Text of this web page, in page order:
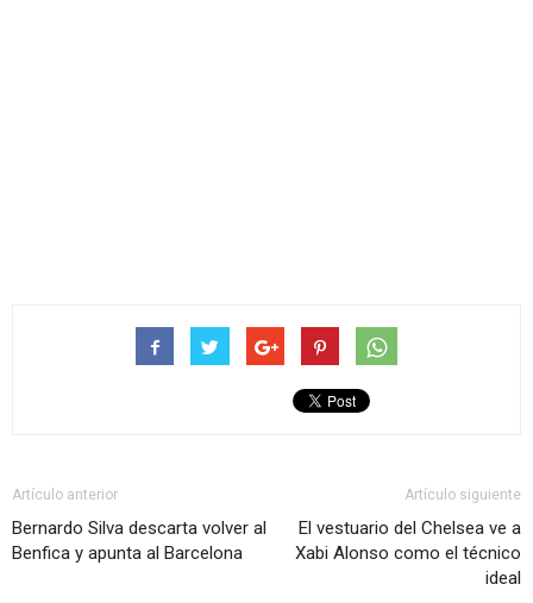
Artículo anterior
Bernardo Silva descarta volver al
Benfica y apunta al Barcelona
Artículo siguiente
El vestuario del Chelsea ve a
Xabi Alonso como el técnico
ideal